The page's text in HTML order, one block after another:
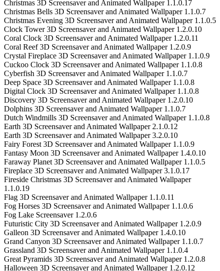
Christmas 3D Screensaver and Animated Wallpaper 1.1.0.17
Christmas Bells 3D Screensaver and Animated Wallpaper 1.1.0.7
Christmas Evening 3D Screensaver and Animated Wallpaper 1.1.0.5
Clock Tower 3D Screensaver and Animated Wallpaper 1.2.0.10
Coral Clock 3D Screensaver and Animated Wallpaper 1.2.0.11
Coral Reef 3D Screensaver and Animated Wallpaper 1.2.0.9
Crystal Fireplace 3D Screensaver and Animated Wallpaper 1.1.0.9
Cuckoo Clock 3D Screensaver and Animated Wallpaper 1.1.0.8
Cyberfish 3D Screensaver and Animated Wallpaper 1.1.0.7
Deep Space 3D Screensaver and Animated Wallpaper 1.1.0.8
Digital Clock 3D Screensaver and Animated Wallpaper 1.1.0.8
Discovery 3D Screensaver and Animated Wallpaper 1.2.0.10
Dolphins 3D Screensaver and Animated Wallpaper 1.1.0.7
Dutch Windmills 3D Screensaver and Animated Wallpaper 1.1.0.8
Earth 3D Screensaver and Animated Wallpaper 2.1.0.12
Earth 3D Screensaver and Animated Wallpaper 3.2.0.10
Fairy Forest 3D Screensaver and Animated Wallpaper 1.1.0.9
Fantasy Moon 3D Screensaver and Animated Wallpaper 1.4.0.10
Faraway Planet 3D Screensaver and Animated Wallpaper 1.1.0.5
Fireplace 3D Screensaver and Animated Wallpaper 3.1.0.17
Fireside Christmas 3D Screensaver and Animated Wallpaper
1.1.0.19
Flag 3D Screensaver and Animated Wallpaper 1.1.0.11
Fog Horses 3D Screensaver and Animated Wallpaper 1.1.0.6
Fog Lake Screensaver 1.2.0.6
Futuristic City 3D Screensaver and Animated Wallpaper 1.2.0.9
Galleon 3D Screensaver and Animated Wallpaper 1.4.0.10
Grand Canyon 3D Screensaver and Animated Wallpaper 1.1.0.7
Grassland 3D Screensaver and Animated Wallpaper 1.1.0.4
Great Pyramids 3D Screensaver and Animated Wallpaper 1.2.0.8
Halloween 3D Screensaver and Animated Wallpaper 1.2.0.12